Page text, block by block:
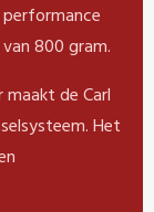
800 gram.
de Carl
Het